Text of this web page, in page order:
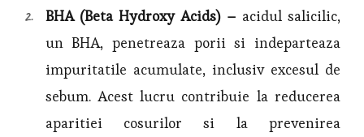
BHA (Beta Hydroxy Acids) – acidul salicilic,
un BHA, penetreaza porii si indeparteaza
impuritatile acumulate, inclusiv excesul de
sebum. Acest lucru contribuie la reducerea
aparitiei cosurilor si la prevenirea